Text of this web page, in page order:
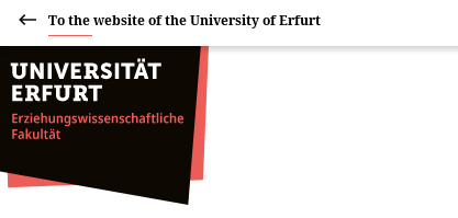
To the website of the University of Erfurt